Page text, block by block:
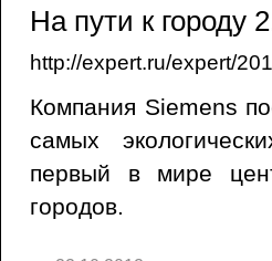
На пути к городу
http://expert.ru/expert/
Компания Siemens
самых
первый в мире
городов.